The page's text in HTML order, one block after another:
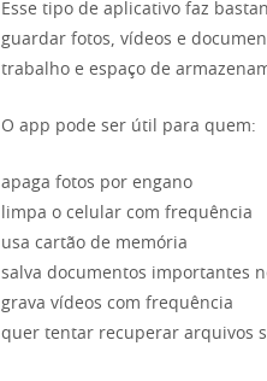
Esse tipo de aplicativo faz
guardar fotos, vídeos e
trabalho e espaço de
O app pode ser útil para quem:
apaga fotos por engano
limpa o celular com frequência
usa cartão de memória
salva documentos importantes
grava vídeos com frequência
quer tentar recuperar arquivos